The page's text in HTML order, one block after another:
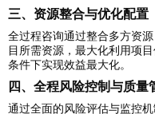
三、资源整合与优化配置
全过程咨询通过整合多方资
目所需资源，最大化利用项
条件下实现效益最大化。
四、全程风险控制与质量
通过全面的风险评估与监控